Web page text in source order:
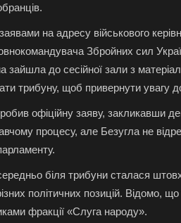
на адресу військового
Збройних сил
зайшла до сесійної зали з
трибуну, щоб привернути увагу
офіційну заяву, закликавши
процесу, але Безугла не
біля трибуни сталася
політичних позицій. Відомо,
фракції «Слуга народу».